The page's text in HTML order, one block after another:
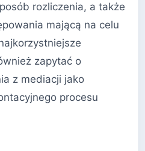
rozliczenia, a także
mającą na celu
zapytać o
z mediacji jako
procesu